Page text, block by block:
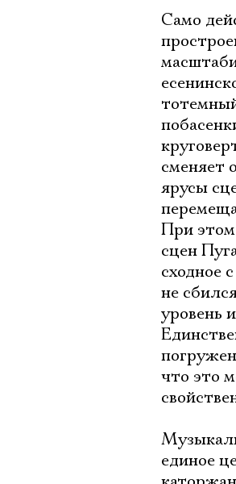
Само
сменяет
ярусы
При этом
сцен
сходное
не
уровень
что это
единое